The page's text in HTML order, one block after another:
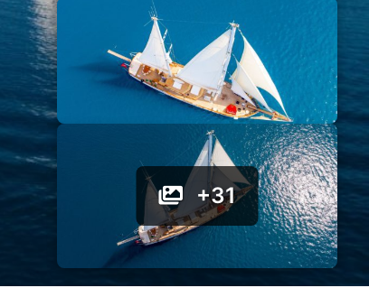
+31